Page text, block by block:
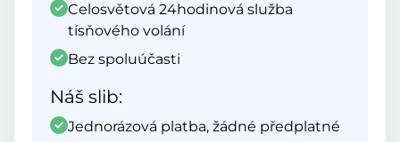
Celosvětová 24hodinová služba
tísňového volání
Bez spoluúčasti
Náš slib:
Jednorázová platba, žádné předplatné